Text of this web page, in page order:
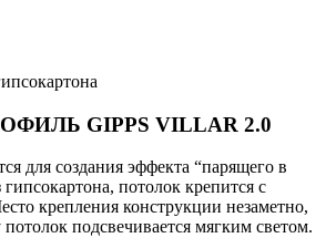
GIPPS VILLAR 2.0
для создания эффекта “парящего в
гипсокартона, потолок крепится с
крепления конструкции незаметно,
подсвечивается мягким светом.